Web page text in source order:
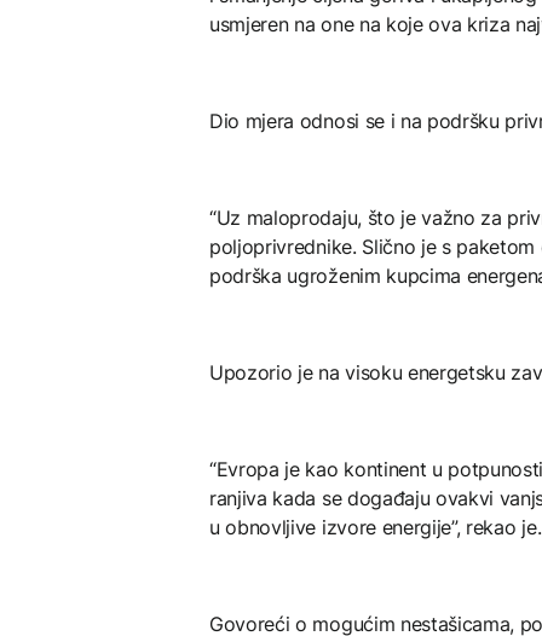
usmjeren na one na koje ova kriza
Dio mjera odnosi se i na podršku
“Uz maloprodaju, što je važno za
poljoprivrednike. Slično je s
podrška ugroženim kupcima
Upozorio je na visoku energetsku
“Evropa je kao kontinent u
ranjiva kada se događaju ovakvi
u obnovljive izvore energije”, rekao je.
Govoreći o mogućim nestašicama,